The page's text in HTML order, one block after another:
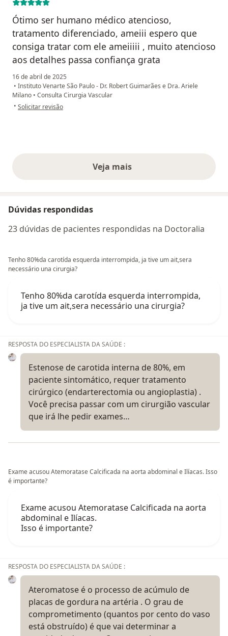
Ótimo ser humano médico atencioso,
tratamento diferenciado, ameiii espero que
consiga tratar com ele ameiiiii , muito atencioso
aos detalhes passa confiança grata
16 de abril de 2025
• Instituto Venarte São Paulo - Dr. Robert Guimarães e Dra. Ariele
Milano • Consulta Cirurgia Vascular
• na opinião do utilizador Giovana Ribeiro Fernandes Consuegra
Solicitar revisão
Veja maisopiniões acima
Dúvidas respondidas
23 dúvidas de pacientes respondidas na Doctoralia
Tenho 80%da carotída esquerda interrompida, ja tive um ait,sera
necessário una cirurgia?
Tenho 80%da carotída esquerda interrompida,
ja tive um ait,sera necessário una cirurgia?
RESPOSTA DO ESPECIALISTA DA SAÚDE :
Estenose de carotida interna de 80%, em
paciente sintomático, requer tratamento
cirúrgico (endarterectomia ou angioplastia) .
Você precisa passar com um cirurgião vascular
que irá lhe pedir exames…
Exame acusou Atemoratase Calcificada na aorta abdominal e Ilíacas. Isso
é importante?
Exame acusou Atemoratase Calcificada na aorta
abdominal e Ilíacas.
Isso é importante?
RESPOSTA DO ESPECIALISTA DA SAÚDE :
Ateromatose é o processo de acúmulo de
placas de gordura na artéria . O grau de
comprometimento (quantos por cento do vaso
está obstruído) é que vai determinar a